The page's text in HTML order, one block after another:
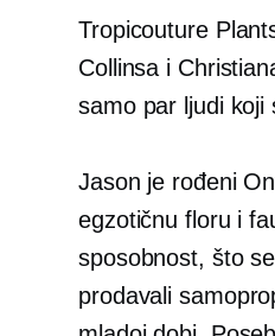
Tropicouture
Collinsa i
samo par ljudi koji
Jason je rođeni
egzotičnu floru i
sposobnost, što
prodavali